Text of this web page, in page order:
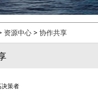
资源中心 > 协作共享
决策者